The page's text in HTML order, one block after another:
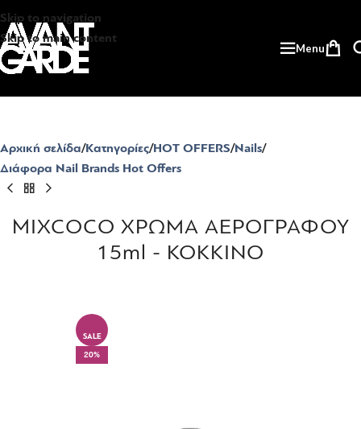
Skip to navigation
Skip to main content
Menu
Αρχική σελίδα Κατηγορίες HOT OFFERS Nails
Διάφορα Nail Brands Hot Offers
MIXCOCO ΧΡΩΜΑ ΑΕΡΟΓΡΑΦΟΥ
15ml - ΚΟΚΚΙΝΟ
SALE
20%